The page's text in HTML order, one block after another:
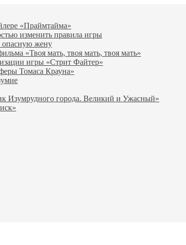
«Праймтайма»
изменить правила игры
опасную жену
«Твоя мать, твоя мать, твоя мать»
игры «Стрит Файтер»
Томаса Крауна»
Изумрудного города. Великий и Ужасный»